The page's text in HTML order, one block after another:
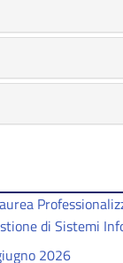
di Sistemi
2026